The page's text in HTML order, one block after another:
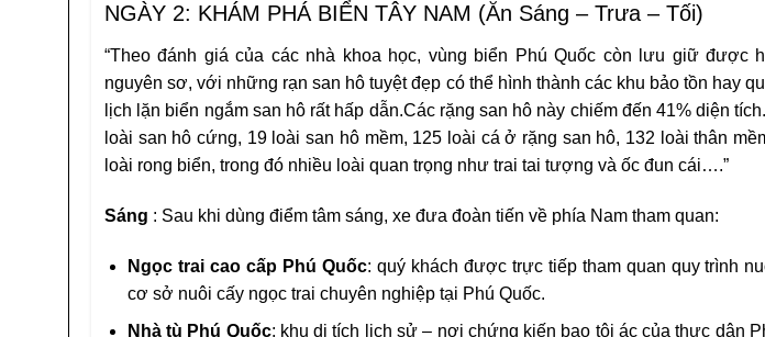
NGÀY 2: KHÁM PHÁ BIỂN TÂY NAM (Ăn Sáng – Trưa – Tối)
“Theo đánh giá của các nhà khoa học, vùng biển Phú Quốc còn lưu giữ được
nguyên sơ, với những rạn san hô tuyệt đẹp có thể hình thành các khu bảo tồn hay
lịch lặn biển ngắm san hô rất hấp dẫn.Các rặng san hô này chiếm đến 41% diện
loài san hô cứng, 19 loài san hô mềm, 125 loài cá ở rặng san hô, 132 loài thân
loài rong biển, trong đó nhiều loài quan trọng như trai tai tượng và ốc đun cái….”
Sáng : Sau khi dùng điểm tâm sáng, xe đưa đoàn tiến về phía Nam tham quan:
Ngọc trai cao cấp Phú Quốc: quý khách được trực tiếp tham quan quy trình
cơ sở nuôi cấy ngọc trai chuyên nghiệp tại Phú Quốc.
Nhà tù Phú Quốc: khu di tích lịch sử – nơi chứng kiến bao tội ác của thực dân